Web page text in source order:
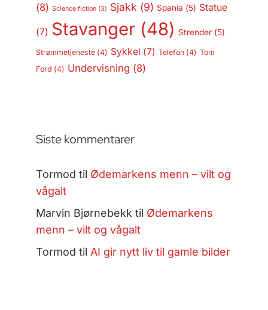
(8) Science fiction(3) Sjakk (9) Spania (5) Statue
(7) Stavanger(48) Strender(5)
Strømmetjeneste(4) Sykkel (7) Telefon(4) Tom
Ford (4) Undervisning (8)
Siste kommentarer
Tormod til Ødemarkens menn – vilt og
vågalt
Marvin Bjørnebekktil Ødemarkens
menn – vilt og vågalt
Tormod til AI gir nytt liv til gamle bilder